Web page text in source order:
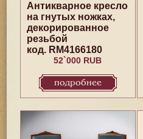
Антикварное кресло
на гнутых ножках,
декорированное
резьбой
код. RM4166180
52`000 RUB
подробнее